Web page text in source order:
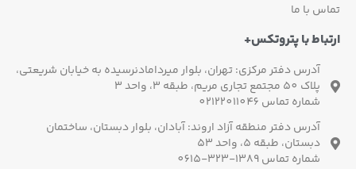
با ما
با پتروتکس+
آدرس دفتر مرکزی: تهران، بلوار میردامادنرسیده به خیابان شریعتی،
پلاک 50 مجتمع تجاری مریم، طبقه 3، واحد 3
شماره تماس 02122011046
آدرس دفتر منطقه آزاد اروند: آبادان، بلوار دبستان، ساختمان
دبستان، طبقه 5، واحد 53
شماره تماس 1389-323-0615